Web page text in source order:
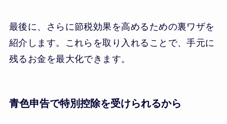
最後に、さらに節税効果を高めるための裏ワザを
紹介します。これらを取り入れることで、手元に
残るお金を最大化できます。
青色申告で特別控除を受けられるから